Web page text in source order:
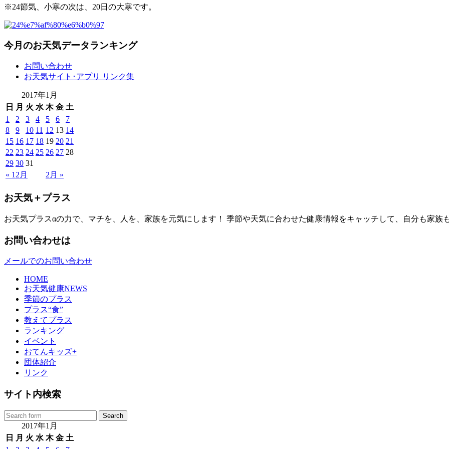
※24節気、小寒の次は、20日の大寒です。
今月のお天気データランキング
お問い合わせ
お天気サイト･アプリ リンク集
2017年1月
日
月 火 水 木 金 土
« 12月 2月 »
1 2 3 4 5 6
7
8
9 10 11 12 13 14
15 16 17 18 19 20 21
22 23 24 25 26 27 28
29 30 31
お天気＋プラス
お天気プラスαの力で、マチを、人を、家族を元気にします！ 季節や天気に合わせた健康情報をキャッチして、自分も家族
お問い合わせは
メールでのお問い合わせ
HOME
お天気健康NEWS
季節のプラス
プラス“食”
教えてプラス
ランキング
イベント
おてんキッズ+
団体紹介
リンク
サイト内検索
2017年1月
日
月 火 水 木 金 土